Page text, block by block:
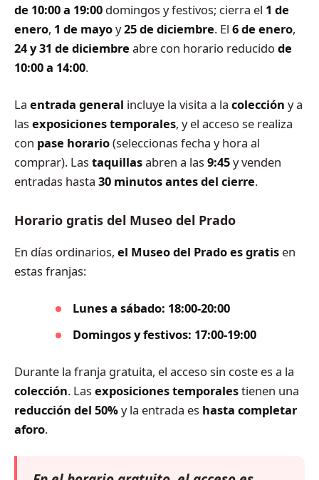
de 10:00 a 19:00 domingos y festivos; cierra el 1 de
enero, 1 de mayoy25 de diciembre. El 6 de enero,
24 y 31 de diciembre abre con horario reducido de
10:00 a 14:00.
La entrada general incluye la visita a la colección y a
lasexposiciones temporales, y el acceso se realiza
con pase horario(seleccionas fecha y hora al
comprar). Lastaquillasabren a las9:45y venden
entradas hasta 30 minutos antes del cierre.
Horario gratis del Museo del Prado
En días ordinarios, el Museo del Prado es gratis en
estas franjas:
Lunes a sábado: 18:00-20:00
Domingos y festivos: 17:00-19:00
Durante la franja gratuita, el acceso sin coste es a la
colección. Lasexposiciones temporalestienen una
reducción del 50%y la entrada es hasta completar
aforo.